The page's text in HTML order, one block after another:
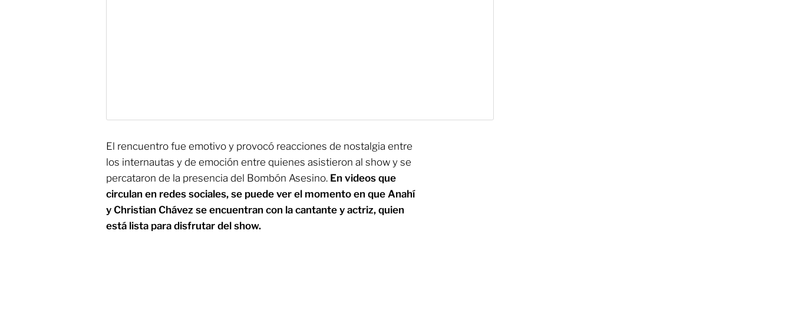
El rencuentro fue emotivo y provocó reacciones de nostalgia entre
los internautas y de emoción entre quienes asistieron al show y se
percataron de la presencia del Bombón Asesino. En videos que
circulan en redes sociales, se puede ver el momento en que Anahí
y Christian Chávez se encuentran con la cantante y actriz, quien
está lista para disfrutar del show.